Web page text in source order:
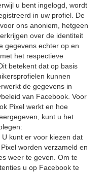
u bent ingelogd, wordt
in uw profiel. De
ons anoniem, hetgeen
over de identiteit
gegevens echter op en
het respectieve
betekent dat op basis
kunnen
de gegevens in
van Facebook. Voor
Pixel werkt en hoe
kunt u het
. U kunt er voor kiezen dat
worden verzameld en
weer te geven. Om te
u op Facebook te